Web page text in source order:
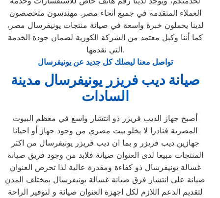
العملاء المتقدمة في جميع أنحاء مصر. مهندسون متخصصون
لدينا يحملون خبرة واسعة في صيانة منتجات يونيفرسال مصر،
كما أننا وكيل معتمد من الشركة الكورية لضمان جودة الخدمة
التي نقدمها.
تواصل معنا ليصلك كل جديد عن يونيفرسال
صيانة ديب فريزر يونيفرسال مدينة
السادات
أصبح جهاز الديب فريزر ذو انتشار واسع في معظم البيوت
المصرية فنادرا لا يخلو بيت مصري من وجود جهاز أو احيانا
جهازين ديب فريزر و بما ان ديب فريزر يونيفرسال من اكثر
المنتجات مبيعا لدى العنوان صيانة فلابد من وجود فريق صيانة
غسالة يونيفرسال ذو كفاءة ومقدرة عالية لذا تحرص العنوان
صيانة على انتشار فرق صيانة غسالة يونيفرسال بمختلف المدن
لتقديم الدعم اللازم لكل اجهزة العنوان صيانة و لتوفير الراحة